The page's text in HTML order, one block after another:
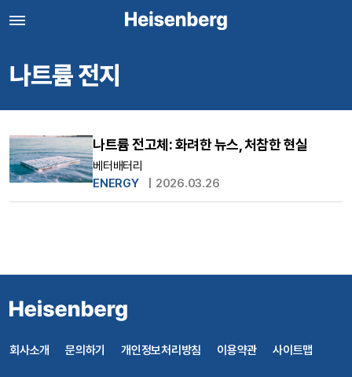
나트륨 전지
나트륨 전고체: 화려한 뉴스, 처참한 현실
베터배터리
ENERGY
2026.03.26
회사소개 문의하기 개인정보처리방침 이용약관 사이트맵